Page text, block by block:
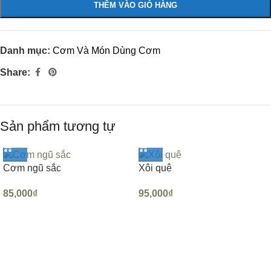
THÊM VÀO GIỎ HÀNG
Danh mục: Cơm Và Món Dùng Cơm
Share:
Sản phẩm tương tự
Cơm ngũ sắc
85,000₫
Xôi quê
95,000₫